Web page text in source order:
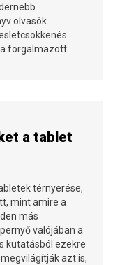
olvasók
a forgalmazott
a tablet
térnyerése,
mint amire a
más
valójában a
kutatásból ezekre
azt is,